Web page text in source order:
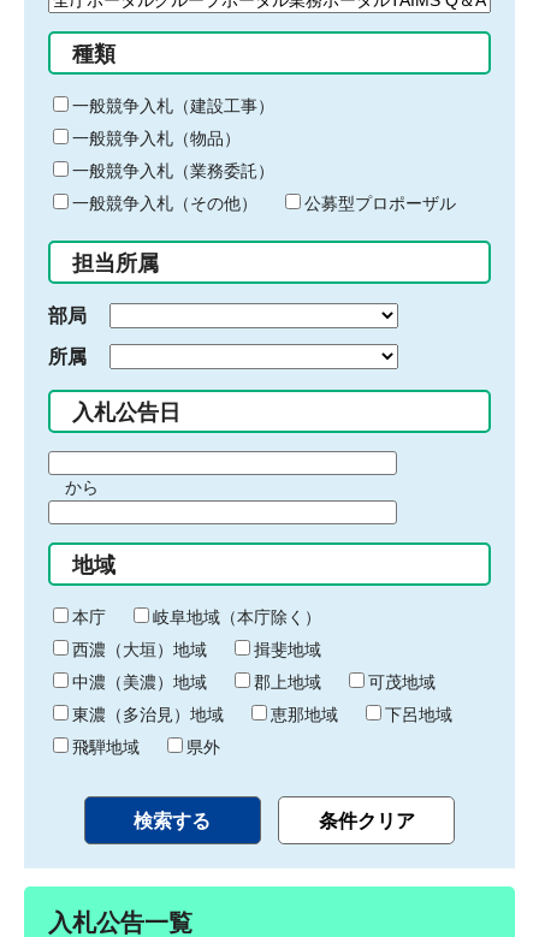
る
キ
ー
ワ
ー
ド
入
力
種類
一般競争入札（建設工事）
一般競争入札（物品）
一般競争入札（業務委託）
一般競争入札（その他）
公募型プロポーザル
担当所属
部局
所属
入札公告日
間
始
り
から
間
終
わ
り
地域
本庁
岐阜地域（本庁除く）
西濃（大垣）地域
揖斐地域
中濃（美濃）地域
郡上地域
可茂地域
東濃（多治見）地域
恵那地域
下呂地域
飛騨地域
県外
入札公告一覧